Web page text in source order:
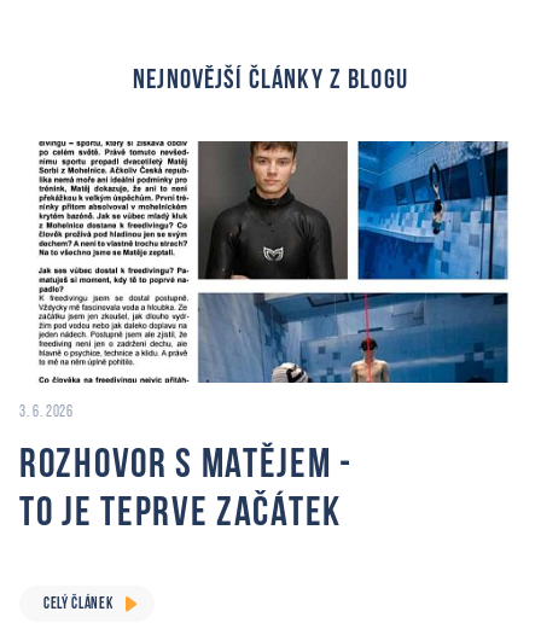
nejnovější články z blogu
3. 6. 2026
Rozhovor s Matějem -
to je teprve začátek
CELÝ ČLÁNEK